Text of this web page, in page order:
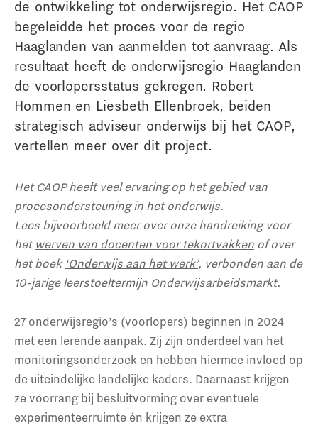
de ontwikkeling tot onderwijsregio. Het CAOP
begeleidde het proces voor de regio
Haaglanden van aanmelden tot aanvraag. Als
resultaat heeft de onderwijsregio Haaglanden
de voorlopersstatus gekregen. Robert
Hommen en Liesbeth Ellenbroek, beiden
strategisch adviseur onderwijs bij het CAOP,
vertellen meer over dit project.
Het CAOP heeft veel ervaring op het gebied van
procesondersteuning in het onderwijs.
Lees bijvoorbeeld meer over onze handreiking voor
hetwerven van docenten voor tekortvakken ofover
het boek ‘Onderwijs aan het werk’, verbonden aan de
10-jarige leerstoeltermijn Onderwijsarbeidsmarkt.
27 onderwijsregio’s (voorlopers) beginnen in 2024
met een lerende aanpak. Zij zijn onderdeel van het
monitoringsonderzoek en hebben hiermee invloed op
de uiteindelijke landelijke kaders. Daarnaast krijgen
ze voorrang bij besluitvorming over eventuele
experimenteerruimte én krijgen ze extra